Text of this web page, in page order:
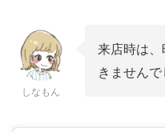
しなもん
来店時は
きませんで